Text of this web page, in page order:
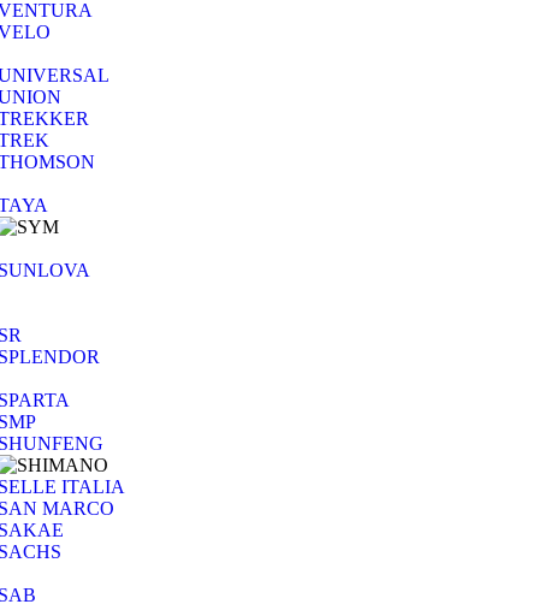
ITALIA
MARCO